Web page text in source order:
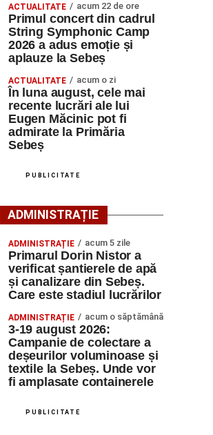
ACTUALITATE acum 22 de ore
Primul concert din cadrul
String Symphonic Camp
2026 a adus emoție și
aplauze la Sebeș
ACTUALITATE acum o zi
În luna august, cele mai
recente lucrări ale lui
Eugen Măcinic pot fi
admirate la Primăria
Sebeș
PUBLICITATE
ADMINISTRAȚIE
ADMINISTRAȚIE acum 5 zile
Primarul Dorin Nistor a
verificat șantierele de apă
și canalizare din Sebeș.
Care este stadiul lucrărilor
ADMINISTRAȚIE acum o săptămână
3-19 august 2026:
Campanie de colectare a
deșeurilor voluminoase și
textile la Sebeș. Unde vor
fi amplasate containerele
PUBLICITATE